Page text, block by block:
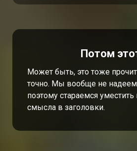
Потом
Может быть, это тоже
точно. Мы вообще не
поэтому стараемся
смысла в заголовки.